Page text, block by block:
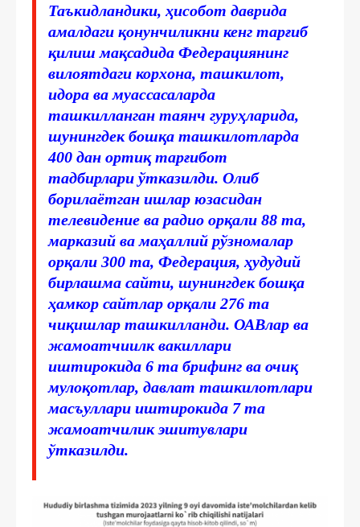
Таъкидландики, ҳисобот даврида
амалдаги қонунчиликни кенг тарғиб
қилиш мақсадида Федерациянинг
вилоятдаги корхона, ташкилот,
идора ва муассасаларда
ташкилланган таянч гуруҳларида,
шунингдек бошқа ташкилотларда
400 дан ортиқ тарғибот
тадбирлари ўтказилди. Олиб
борилаётган ишлар юзасидан
телевидение ва радио орқали 88 та,
марказий ва маҳаллий рўзномалар
орқали 300 та, Федерация, ҳудудий
бирлашма сайти, шунингдек бошқа
ҳамкор сайтлар орқали 276 та
чиқишлар ташкилланди. ОАВлар ва
жамоатчиилк вакиллари
иштирокида 6 та брифинг ва очиқ
мулоқотлар, давлат ташкилотлари
масъуллари иштирокида 7 та
жамоатчилик эшитувлари
ўтказилди.